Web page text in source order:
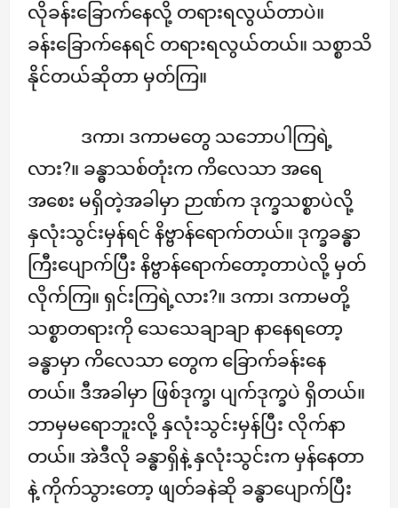
လိုခန်းခြောက်နေလို့ တရားရလွယ်တာပဲ။
ခန်းခြောက်နေရင် တရားရလွယ်တယ်။ သစ္စာသိ
နိုင်တယ်ဆိုတာ မှတ်ကြ။
ဒကာ၊ ဒကာမတွေ သဘောပါကြရဲ့
လား?။ ခန္ဓာသစ်တုံးက ကိလေသာ အရေ
အစေး မရှိတဲ့အခါမှာ ဉာဏ်က ဒုက္ခသစ္စာပဲလို့
နှလုံးသွင်းမှန်ရင် နိဗ္ဗာန်ရောက်တယ်။ ဒုက္ခခန္ဓာ
ကြီးပျောက်ပြီး နိဗ္ဗာန်ရောက်တော့တာပဲလို့ မှတ်
လိုက်ကြ။ ရှင်းကြရဲ့လား?။ ဒကာ၊ ဒကာမတို့
သစ္စာတရားကို သေသေချာချာ နာနေရတော့
ခန္ဓာမှာ ကိလေသာ တွေက ခြောက်ခန်းနေ
တယ်။ ဒီအခါမှာ ဖြစ်ဒုက္ခ၊ ပျက်ဒုက္ခပဲ ရှိတယ်။
ဘာမှမရောဘူးလို့ နှလုံးသွင်းမှန်ပြီး လိုက်နာ
တယ်။ အဲဒီလို ခန္ဓာရှိနဲ့ နှလုံးသွင်းက မှန်နေတာ
နဲ့ ကိုက်သွားတော့ ဖျတ်ခနဲဆို ခန္ဓာပျောက်ပြီး